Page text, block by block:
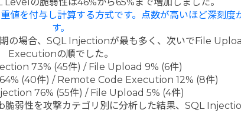
値を付与し計算する方式です。点数が高いほど深刻度
す。
の場合、SQL Injectionが最も多く、次いでFile
Executionの順でした。
73% (45件) / File Upload 9% (6件)
(40件) / Remote Code Execution 12% (8件)
76% (55件) / File Upload 5% (4件)
弱性を攻撃カテゴリ別に分析した結果、SQL